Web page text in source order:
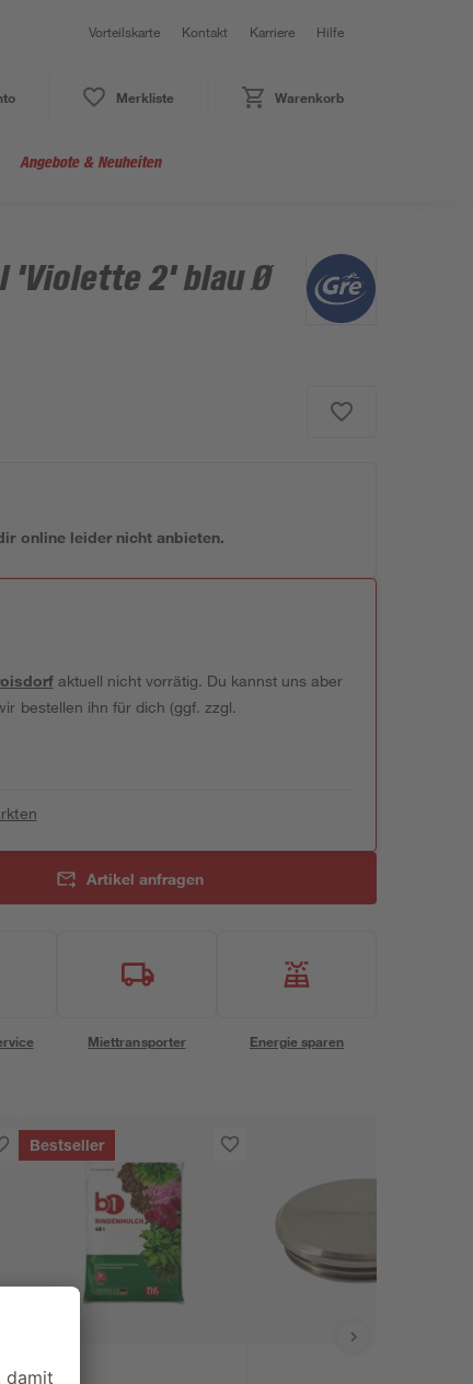
Vorteilskarte Kontakt Karriere Hilfe
Merkliste Warenkorb
Angebote & Neuheiten
'Violette 2' blau Ø
online leider nicht anbieten.
aktuell nicht vorrätig. Du kannst uns aber
bestellen ihn für dich (ggf. zzgl.
Artikel anfragen
Miettransporter Energie sparen
Bestseller
B1